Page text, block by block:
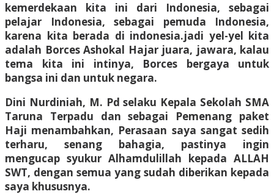
kemerdekaan kita ini dari Indonesia, sebagai
pelajar Indonesia, sebagai pemuda Indonesia,
karena kita berada di indonesia.jadi yel-yel kita
adalah Borces Ashokal Hajar juara, jawara, kalau
tema kita ini intinya, Borces bergaya untuk
bangsa ini dan untuk negara.
Dini Nurdiniah, M. Pd selaku Kepala Sekolah SMA
Taruna Terpadu dan sebagai Pemenang paket
Haji menambahkan, Perasaan saya sangat sedih
terharu, senang bahagia, pastinya ingin
mengucap syukur Alhamdulillah kepada ALLAH
SWT, dengan semua yang sudah diberikan kepada
saya khususnya.